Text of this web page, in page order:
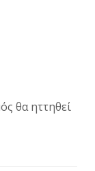
θα ηττηθεί